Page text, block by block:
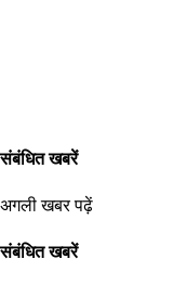
संबंधित खबरें
अगली खबर पढ़ें
संबंधित खबरें